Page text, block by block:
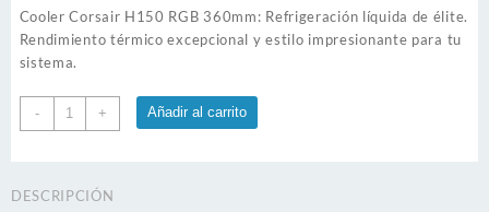
Cooler Corsair H150 RGB 360mm: Refrigeración líquida de élite.
Rendimiento térmico excepcional y estilo impresionante para tu
sistema.
-
Cooler
Corsair
Rgb
+ Añadir al carrito
DESCRIPCIÓN